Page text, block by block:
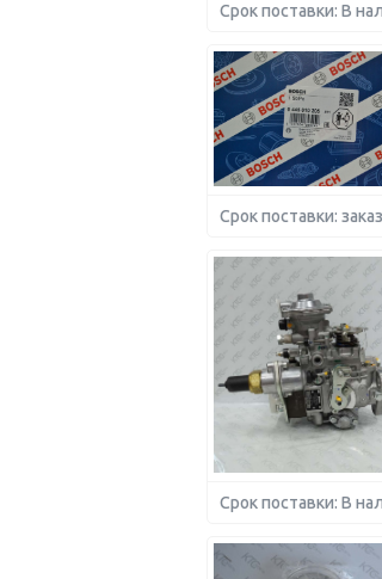
Срок поставки: В
Срок поставки:
Срок поставки: В